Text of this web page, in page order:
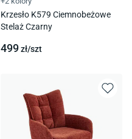
Krzesło K579 Ciemnobeżowe
Stelaż Czarny
499zł/szt